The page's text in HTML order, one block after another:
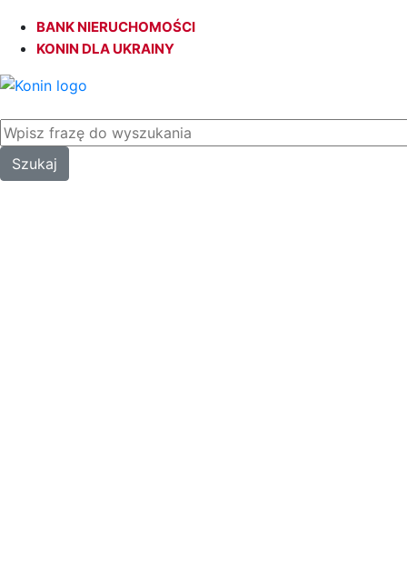
BANK NIERUCHOMOŚCI
KONIN DLA UKRAINY